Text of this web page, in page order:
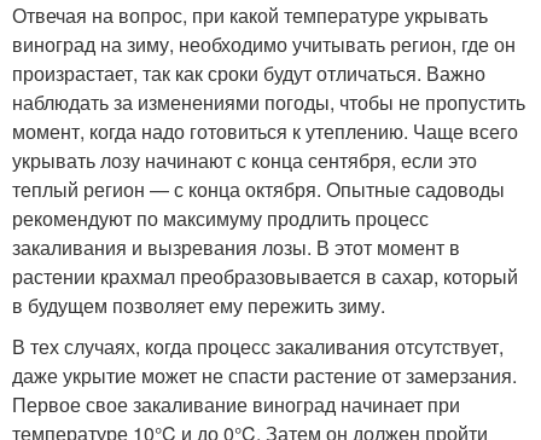
Отвечая на вопрос, при какой температуре укрывать
виноград на зиму, необходимо учитывать регион, где он
произрастает, так как сроки будут отличаться. Важно
наблюдать за изменениями погоды, чтобы не пропустить
момент, когда надо готовиться к утеплению. Чаще всего
укрывать лозу начинают с конца сентября, если это
теплый регион — с конца октября. Опытные садоводы
рекомендуют по максимуму продлить процесс
закаливания и вызревания лозы. В этот момент в
растении крахмал преобразовывается в сахар, который
в будущем позволяет ему пережить зиму.
В тех случаях, когда процесс закаливания отсутствует,
даже укрытие может не спасти растение от замерзания.
Первое свое закаливание виноград начинает при
температуре 10°C и до 0°C. Затем он должен пройти